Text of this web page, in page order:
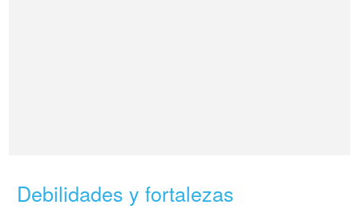
Debilidades y fortalezas